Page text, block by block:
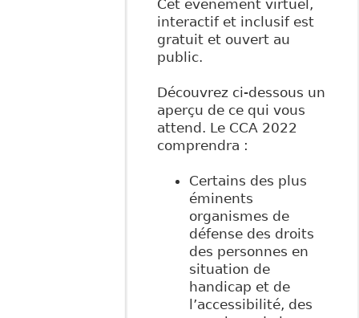
Cet événement virtuel,
interactif et inclusif est
gratuit et ouvert au
public.
Découvrez ci-dessous un
aperçu de ce qui vous
attend. Le CCA 2022
comprendra :
Certains des plus
éminents
organismes de
défense des droits
des personnes en
situation de
handicap et de
l’accessibilité, des